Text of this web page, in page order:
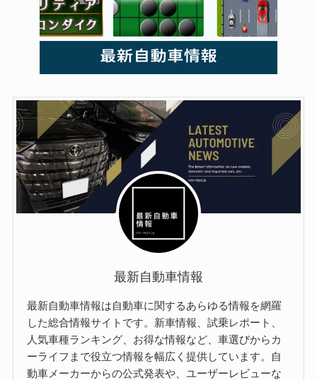
最新自動車情報
最新自動車情報は自動車に関するあらゆる情報を網羅
した総合情報サイトです。新車情報、試乗レポート、
人気車種ランキング、お得な情報など、車選びからカ
ーライフまで役立つ情報を幅広く提供しています。自
動車メーカーからの公式発表や、ユーザーレビューな